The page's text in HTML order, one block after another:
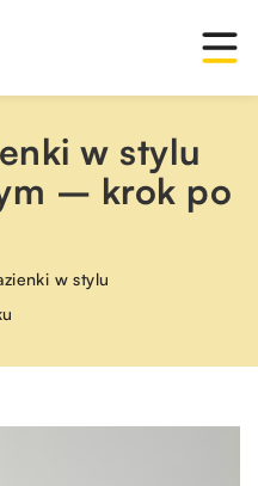
w stylu
– krok po
w stylu